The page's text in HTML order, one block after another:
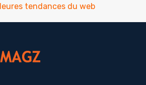
tendances du web